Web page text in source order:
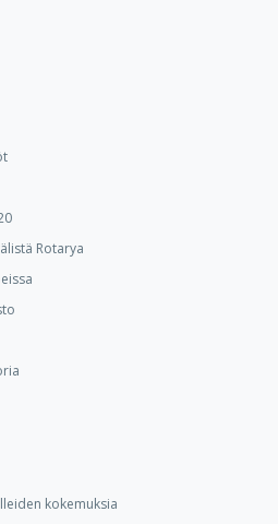
Rotarya
kokemuksia